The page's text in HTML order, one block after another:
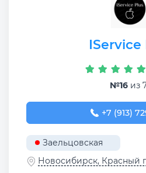
IService
№16 из
+7 (913)
+7 (913)
Заельцовская
Новосибирск, Красный